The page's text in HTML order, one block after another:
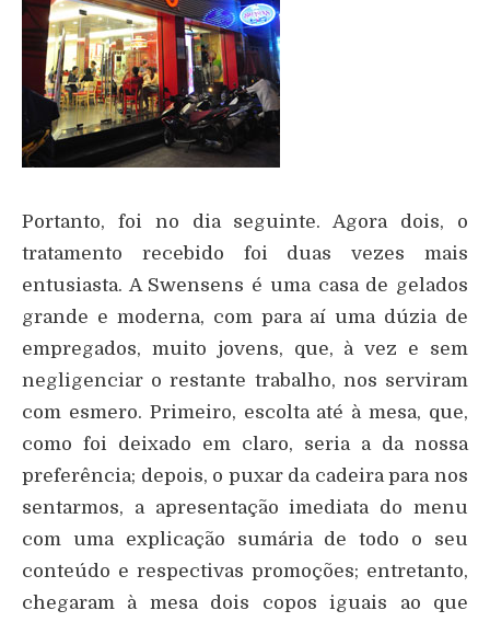
Portanto, foi no dia seguinte. Agora dois, o
tratamento recebido foi duas vezes mais
entusiasta. A Swensens é uma casa de gelados
grande e moderna, com para aí uma dúzia de
empregados, muito jovens, que, à vez e sem
negligenciar o restante trabalho, nos serviram
com esmero. Primeiro, escolta até à mesa, que,
como foi deixado em claro, seria a da nossa
preferência; depois, o puxar da cadeira para nos
sentarmos, a apresentação imediata do menu
com uma explicação sumária de todo o seu
conteúdo e respectivas promoções; entretanto,
chegaram à mesa dois copos iguais ao que